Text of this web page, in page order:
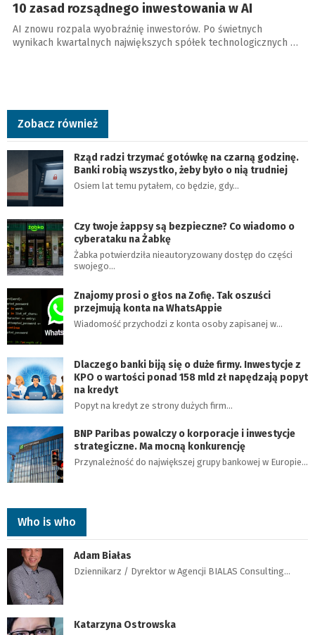
10 zasad rozsądnego inwestowania w AI
AI znowu rozpala wyobraźnię inwestorów. Po świetnych
wynikach kwartalnych największych spółek technologicznych …
Zobacz również
Rząd radzi trzymać gotówkę na czarną godzinę.
Banki robią wszystko, żeby było o nią trudniej
Osiem lat temu pytałem, co będzie, gdy…
Czy twoje żappsy są bezpieczne? Co wiadomo o
cyberataku na Żabkę
Żabka potwierdziła nieautoryzowany dostęp do części
swojego…
Znajomy prosi o głos na Zofię. Tak oszuści
przejmują konta na WhatsAppie
Wiadomość przychodzi z konta osoby zapisanej w…
Dlaczego banki biją się o duże firmy. Inwestycje z
KPO o wartości ponad 158 mld zł napędzają popyt
na kredyt
Popyt na kredyt ze strony dużych firm…
BNP Paribas powalczy o korporacje i inwestycje
strategiczne. Ma mocną konkurencję
Przynależność do największej grupy bankowej w Europie…
Who is who
Adam Białas
Dziennikarz / Dyrektor w Agencji BIALAS Consulting…
Katarzyna Ostrowska